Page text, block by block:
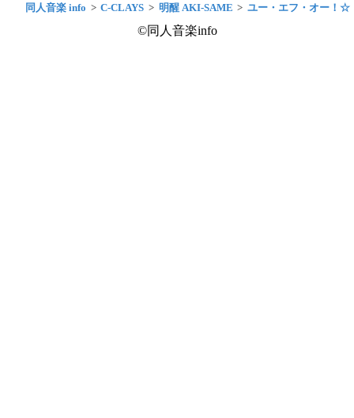
同人音楽 info C-CLAYS 明醒 AKI-SAME ユー・エフ・オー！☆
©同人音楽info